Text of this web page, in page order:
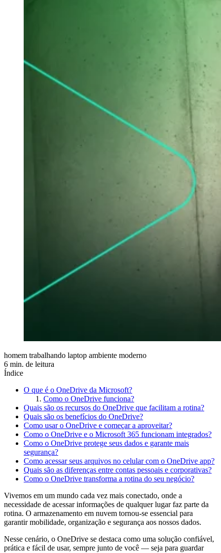
homem trabalhando laptop ambiente moderno
6 min. de leitura
Índice
O que é o OneDrive da Microsoft?
Como o OneDrive funciona?
Quais são os recursos do OneDrive que facilitam a rotina?
Quais são os benefícios do OneDrive?
Como usar o OneDrive e começar a aproveitar?
Como o OneDrive e o Microsoft 365 funcionam integrados?
Como o OneDrive protege seus dados e garante mais
segurança?
Como acessar seus arquivos no celular com o OneDrive app?
Quais são as diferenças entre contas pessoais e corporativas?
Como o OneDrive transforma a rotina do seu negócio?
Vivemos em um mundo cada vez mais conectado, onde a
necessidade de acessar informações de qualquer lugar faz parte da
rotina. O armazenamento em nuvem tornou-se essencial para
garantir mobilidade, organização e segurança aos nossos dados.
Nesse cenário, o OneDrive se destaca como uma solução confiável,
prática e fácil de usar, sempre junto de você — seja para guardar